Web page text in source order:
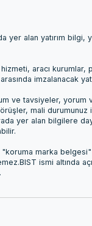
yer alan yatırım bilgi,
hizmeti, aracı
imzalanacak
ve tavsiyeler, yorum
mali
yer alan bilgilere
marka belgesi"
ismi altında